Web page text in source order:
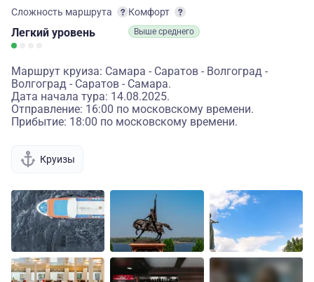
Сложность маршрута
Легкий уровень
Комфорт
Выше среднего
Маршрут круиза: Самара - Саратов - Волгоград -
Волгоград - Саратов - Самара.
Дата начала тура: 14.08.2025.
Отправление: 16:00 по московскому времени.
Прибытие: 18:00 по московскому времени.
Круизы